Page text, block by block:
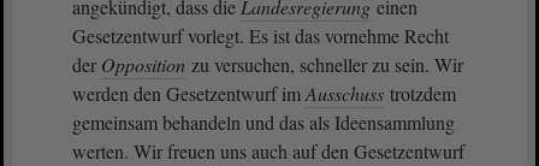
angekündigt, dass die Landesregierung einen
Gesetzentwurf vorlegt. Es ist das vornehme Recht
der Opposition zu versuchen, schneller zu sein. Wir
werden den Gesetzentwurf imAusschuss trotzdem
gemeinsam behandeln und das als Ideensammlung
werten. Wir freuen uns auch auf den Gesetzentwurf